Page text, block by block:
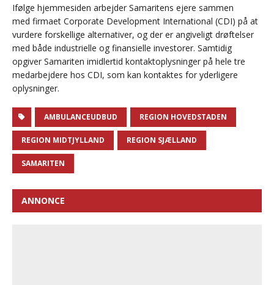
Ifølge hjemmesiden arbejder Samaritens ejere sammen
med firmaet Corporate Development International (CDI) på at
vurdere forskellige alternativer, og der er angiveligt drøftelser
med både industrielle og finansielle investorer. Samtidig
opgiver Samariten imidlertid kontaktoplysninger på hele tre
medarbejdere hos CDI, som kan kontaktes for yderligere
oplysninger.
AMBULANCEUDBUD REGION HOVEDSTADEN
REGION MIDTJYLLAND REGION SJÆLLAND
SAMARITEN
ANNONCE